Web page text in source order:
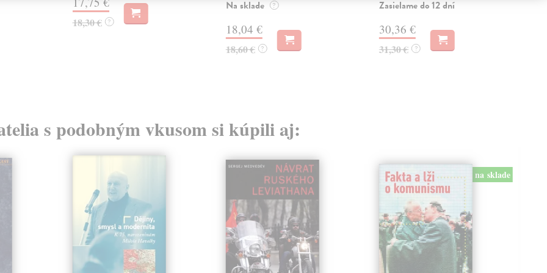
18,30 € ?
Na sklade ?
18,04 €
18,60 € ?
Zasielame do 12 dní
30,36 €
31,30 € ?
s podobným vkusom si kúpili aj:
na sklade